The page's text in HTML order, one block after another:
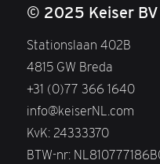
© 2025 Keiser BV
Stationslaan 402B
4815 GW Breda
+31 (0)77 366 1640
info@keiserNL.com
KvK: 24333370
BTW-nr: